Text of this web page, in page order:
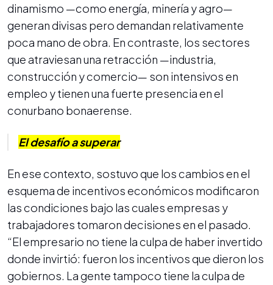
dinamismo —como energía, minería y agro—
generan divisas pero demandan relativamente
poca mano de obra. En contraste, los sectores
que atraviesan una retracción —industria,
construcción y comercio— son intensivos en
empleo y tienen una fuerte presencia en el
conurbano bonaerense.
El desafío a superar
En ese contexto, sostuvo que los cambios en el
esquema de incentivos económicos modificaron
las condiciones bajo las cuales empresas y
trabajadores tomaron decisiones en el pasado.
“El empresario no tiene la culpa de haber invertido
donde invirtió: fueron los incentivos que dieron los
gobiernos. La gente tampoco tiene la culpa de